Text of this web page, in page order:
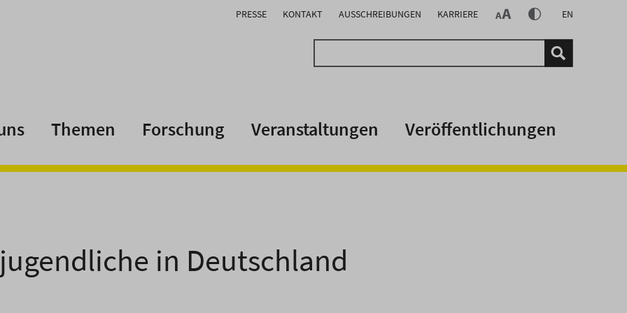
PRESSE KONTAKT AUSSCHREIBUNGEN KARRIERE EN
Themen Forschung Veranstaltungen Veröffentlichungen
in Deutschland